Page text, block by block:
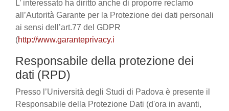
L’ interessato ha diritto anche di proporre reclamo
all’Autorità Garante per la Protezione dei dati personali
ai sensi dell’art.77 del GDPR
(http://www.garanteprivacy.i
Responsabile della protezione dei
dati (RPD)
Presso l’Università degli Studi di Padova è presente il
Responsabile della Protezione Dati (d'ora in avanti,